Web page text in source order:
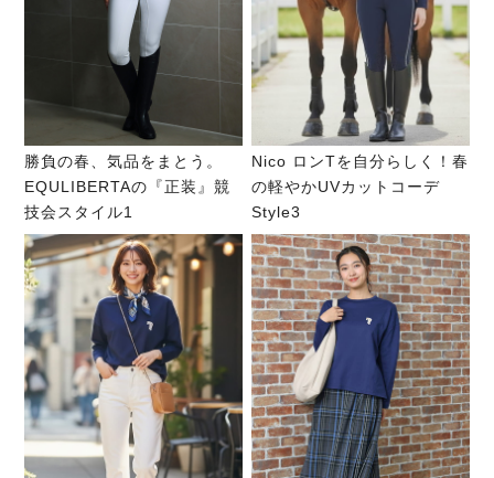
勝負の春、気品をまとう。
EQULIBERTAの『正装』競
技会スタイル1
Nico ロンTを自分らしく！春
の軽やかUVカットコーデ
Style3